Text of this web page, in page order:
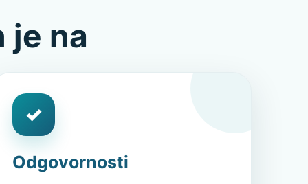
je na
✓
Odgovornosti